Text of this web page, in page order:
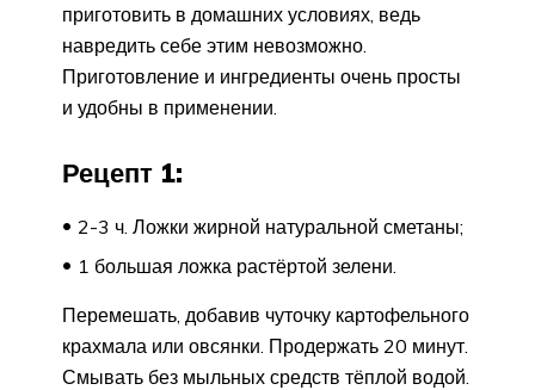
приготовить в домашних условиях, ведь
навредить себе этим невозможно.
Приготовление и ингредиенты очень просты
и удобны в применении.
Рецепт 1:
2-3 ч. Ложки жирной натуральной сметаны;
1 большая ложка растёртой зелени.
Перемешать, добавив чуточку картофельного
крахмала или овсянки. Продержать 20 минут.
Смывать без мыльных средств тёплой водой.